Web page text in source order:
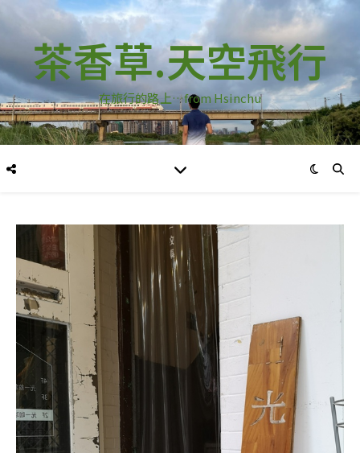
茶香草.天空飛行
在旅行的路上…from Hsinchu